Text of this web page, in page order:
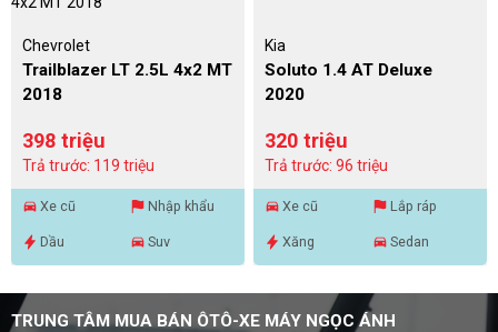
Chevrolet
Trailblazer LT 2.5L 4x2 MT
2018
398 triệu
Trả trước: 119 triệu
Xe cũ Nhập khẩu
Dầu Suv
Kia
Soluto 1.4 AT Deluxe
2020
320 triệu
Trả trước: 96 triệu
Xe cũ Lắp ráp
Xăng Sedan
TRUNG TÂM MUA BÁN ÔTÔ-XE MÁY NGỌC ÁNH